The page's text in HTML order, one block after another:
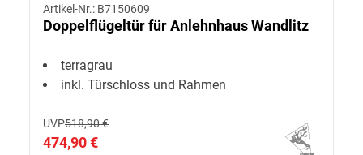
Artikel-Nr.: B7150609
Doppelflügeltür für Anlehnhaus Wandlitz
terragrau
inkl. Türschloss und Rahmen
UVP518,90 €
474,90 €